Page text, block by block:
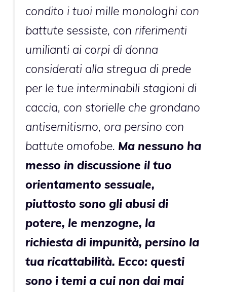
condito i tuoi mille monologhi con
battute sessiste, con riferimenti
umilianti ai corpi di donna
considerati alla stregua di prede
per le tue interminabili stagioni di
caccia, con storielle che grondano
antisemitismo, ora persino con
battute omofobe. Ma nessuno ha
messo in discussione il tuo
orientamento sessuale,
piuttosto sono gli abusi di
potere, le menzogne, la
richiesta di impunità, persino la
tua ricattabilità. Ecco: questi
sono i temi a cui non dai mai